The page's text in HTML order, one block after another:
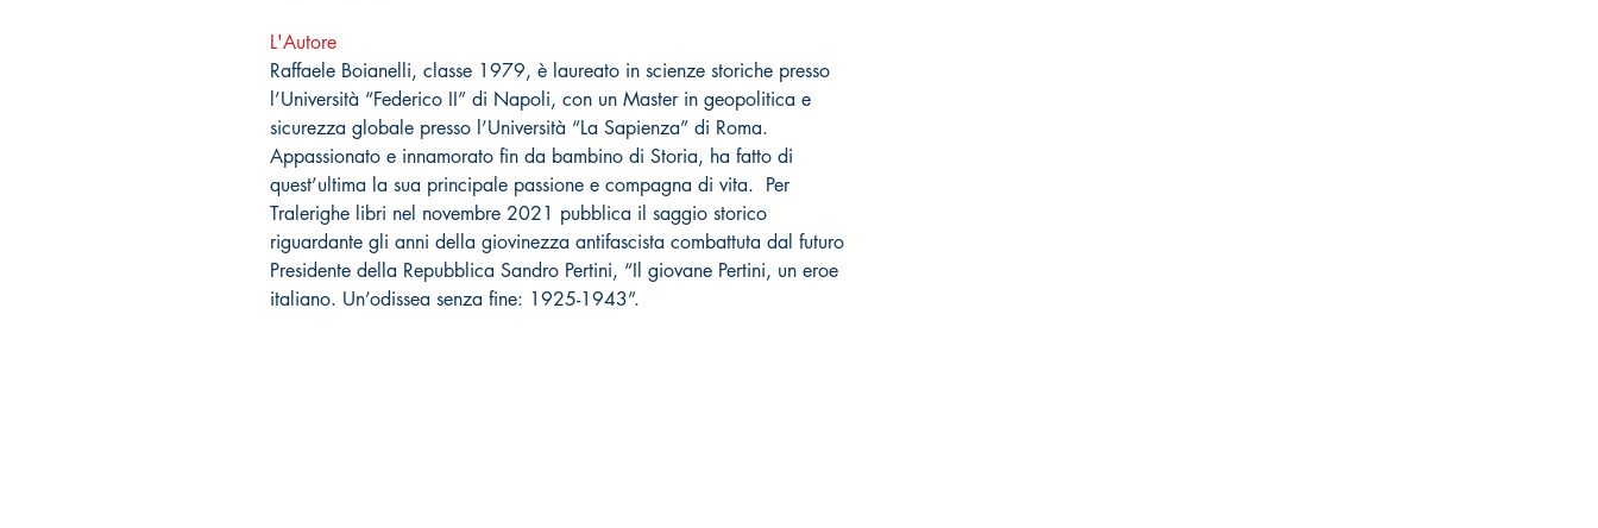
L'Autore
Raffaele Boianelli, classe 1979, è laureato in scienze storiche presso
l’Università “Federico II” di Napoli, con un Master in geopolitica e
sicurezza globale presso l’Università “La Sapienza” di Roma.
Appassionato e innamorato fin da bambino di Storia, ha fatto di
quest’ultima la sua principale passione e compagna di vita. Per
Tralerighe libri nel novembre 2021 pubblica il saggio storico
riguardante gli anni della giovinezza antifascista combattuta dal futuro
Presidente della Repubblica Sandro Pertini, “Il giovane Pertini, un eroe
italiano. Un’odissea senza fine: 1925-1943”.